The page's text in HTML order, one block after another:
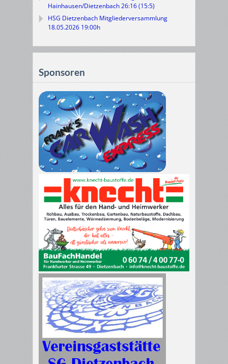
Hainhausen/Dietzenbach 26:16 (15:5)
HSG Dietzenbach Mitgliederversammlung
18.05.2026 19:00h
Sponsoren